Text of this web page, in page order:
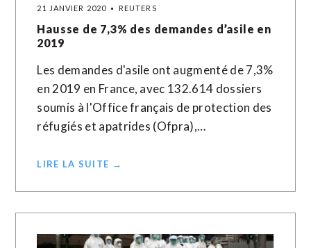
21 JANVIER 2020 REUTERS
Hausse de 7,3% des demandes d’asile en
2019
Les demandes d'asile ont augmenté de 7,3%
en 2019 en France, avec 132.614 dossiers
soumis à l'Office français de protection des
réfugiés et apatrides (Ofpra),…
LIRE LA SUITE →